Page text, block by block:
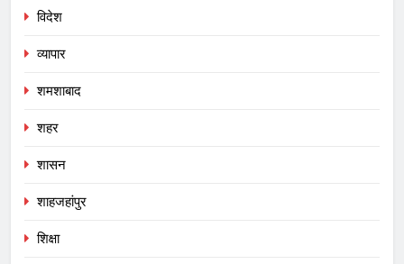
विदेश
व्यापार
शमशाबाद
शहर
शासन
शाहजहांपुर
शिक्षा